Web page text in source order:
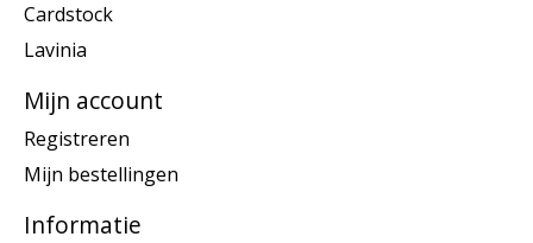
Cardstock
Lavinia
Mijn account
Registreren
Mijn bestellingen
Informatie